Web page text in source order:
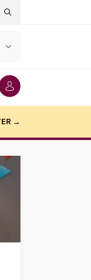
→